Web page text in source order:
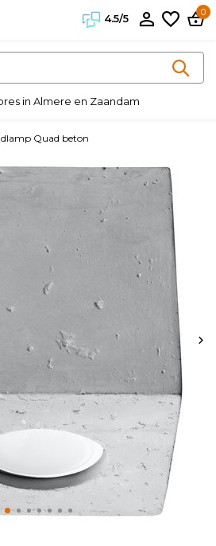
4.5/5
0
in Almere en Zaandam
Quad beton